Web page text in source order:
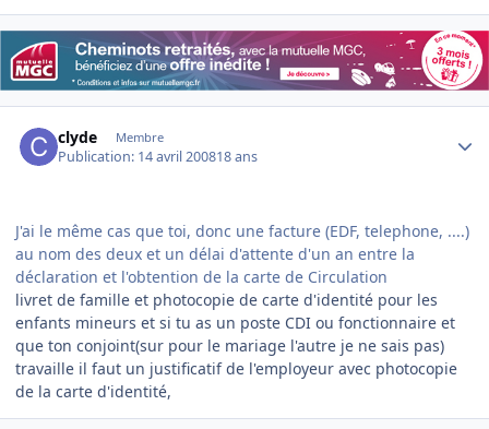
clyde Membre
Publication: 14 avril 200818 ans
J'ai le même cas que toi, donc une facture (EDF, telephone, ....)
au nom des deux et un délai d'attente d'un an entre la
déclaration et l'obtention de la carte de Circulation
livret de famille et photocopie de carte d'identité pour les
enfants mineurs et si tu as un poste CDI ou fonctionnaire et
que ton conjoint(sur pour le mariage l'autre je ne sais pas)
travaille il faut un justificatif de l'employeur avec photocopie
de la carte d'identité,